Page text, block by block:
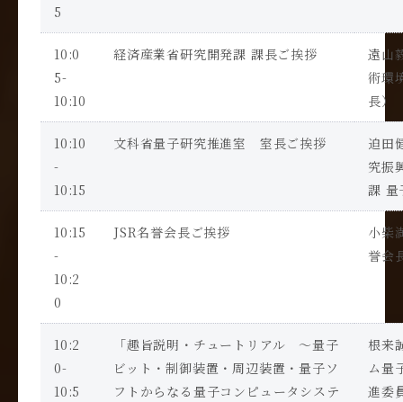
5
10:0
5-
10:10
経済産業省研究開発課 課長ご挨拶
遠山
術環
長）
10:10
-
10:15
文科省量子研究推進室 室長ご挨拶
迫田
究振
課
10:15
-
10:2
0
JSR名誉会長ご挨拶
小柴
誉会
10:2
0-
10:5
「趣旨説明・チュートリアル ～量子
ビット・制御装置・周辺装置・量子ソ
フトからなる量子コンピュータシステ
根来
ム量
進委